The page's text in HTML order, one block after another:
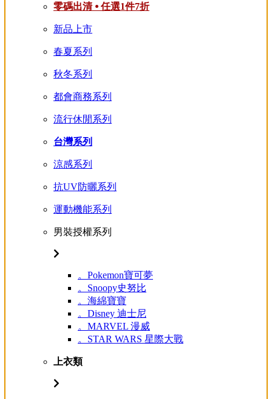
零碼出清 ⦁ 任選1件7折
新品上市
春夏系列
秋冬系列
都會商務系列
流行休閒系列
台灣系列
涼感系列
抗UV防曬系列
運動機能系列
男裝授權系列
。Pokemon寶可夢
。Snoopy史努比
。海綿寶寶
。Disney 迪士尼
。MARVEL 漫威
。STAR WARS 星際大戰
上衣類